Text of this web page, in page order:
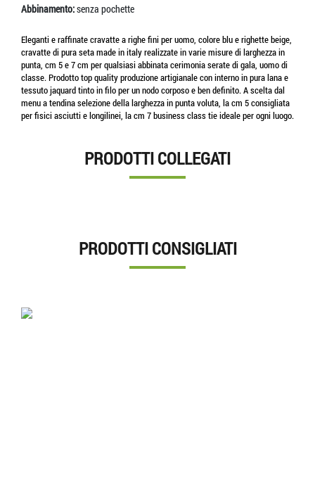
Abbinamento:senza pochette
Eleganti e raffinate cravatte a righe fini per uomo, colore blu e righette beige,
cravatte di pura seta made in italy realizzate in varie misure di larghezza in
punta, cm 5 e 7 cm per qualsiasi abbinata cerimonia serate di gala, uomo di
classe. Prodotto top quality produzione artigianale con interno in pura lana e
tessuto jaquard tinto in filo per un nodo corposo e ben definito. A scelta dal
menu a tendina selezione della larghezza in punta voluta, la cm 5 consigliata
per fisici asciutti e longilinei, la cm 7 business class tie ideale per ogni luogo.
PRODOTTI COLLEGATI
PRODOTTI CONSIGLIATI